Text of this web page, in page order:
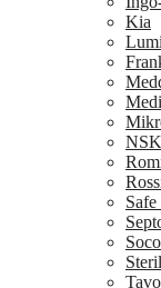
Kia
NSK
Soco